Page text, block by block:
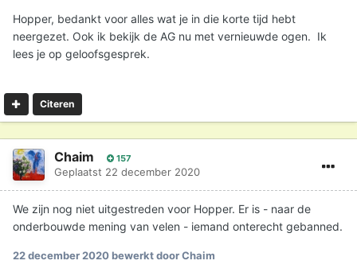
te werken.
Hopper, bedankt voor alles wat je in die korte tijd hebt
neergezet. Ook ik bekijk de AG nu met vernieuwde ogen. Ik
lees je op geloofsgesprek.
Citeren
Chaim 157
Geplaatst 22 december 2020
We zijn nog niet uitgestreden voor Hopper. Er is - naar de
onderbouwde mening van velen - iemand onterecht gebanned.
22 december 2020bewerkt door Chaim